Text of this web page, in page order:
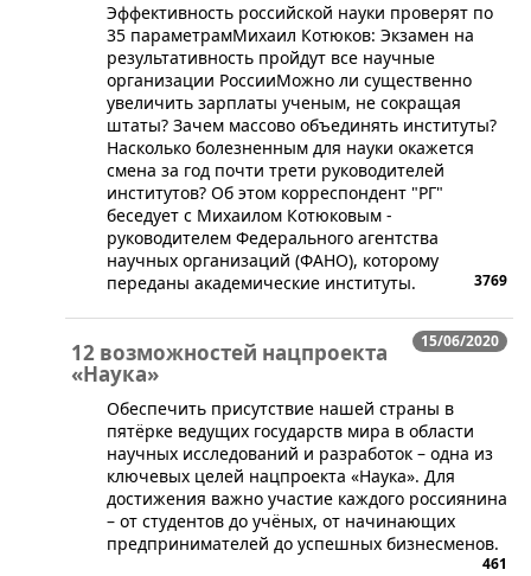
​Эффективность российской науки проверят по
35 параметрамМихаил Котюков: Экзамен на
результативность пройдут все научные
организации РоссииМожно ли существенно
увеличить зарплаты ученым, не сокращая
штаты? Зачем массово объединять институты?
Насколько болезненным для науки окажется
смена за год почти трети руководителей
институтов? Об этом корреспондент "РГ"
беседует с Михаилом Котюковым -
руководителем Федерального агентства
научных организаций (ФАНО), которому
переданы академические институты.
3769
15/06/2020
12 возможностей нацпроекта
«Наука»
Обеспечить присутствие нашей страны в
пятёрке ведущих государств мира в области
научных исследований и разработок – одна из
ключевых целей нацпроекта «Наука». Для
достижения важно участие каждого россиянина
– от студентов до учёных, от начинающих
предпринимателей до успешных бизнесменов.
461